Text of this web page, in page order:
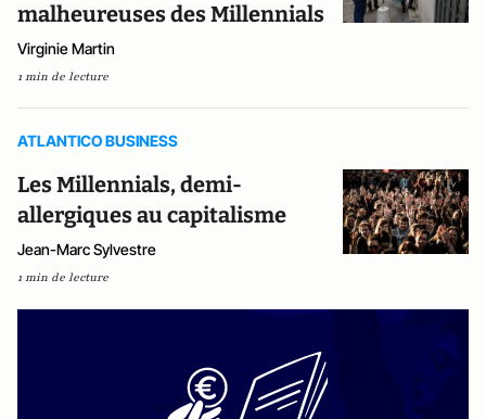
malheureuses des Millennials
Virginie Martin
1 min de lecture
ATLANTICO BUSINESS
Les Millennials, demi-
allergiques au capitalisme
Jean-Marc Sylvestre
1 min de lecture